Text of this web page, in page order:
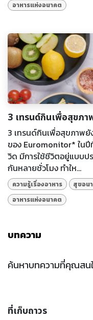
อาหารแห่งอนาคต
3 เทรนด์กินเพื่อสุขภา
3 เทรนด์กินเพื่อสุขภาพยั
ของ Euromonitor* ใน
วิด มีการใช้ชีวิตอยู่แบบป
กันหลายชั่วโมง ทำให...
ความรู้เรื่องอาหาร สุขอน
อาหารแห่งอนาคต
บทความ
ค้นหาบทความที่คุณสน
ที่เก็บถาวร